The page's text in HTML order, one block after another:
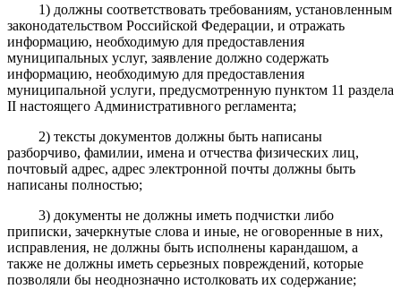
1) должны соответствовать требованиям, установленным
законодательством Российской Федерации, и отражать
информацию, необходимую для предоставления
муниципальных услуг, заявление должно содержать
информацию, необходимую для предоставления
муниципальной услуги, предусмотренную пунктом 11 раздела
II настоящего Административного регламента;
2) тексты документов должны быть написаны
разборчиво, фамилии, имена и отчества физических лиц,
почтовый адрес, адрес электронной почты должны быть
написаны полностью;
3) документы не должны иметь подчистки либо
приписки, зачеркнутые слова и иные, не оговоренные в них,
исправления, не должны быть исполнены карандашом, а
также не должны иметь серьезных повреждений, которые
позволяли бы неоднозначно истолковать их содержание;